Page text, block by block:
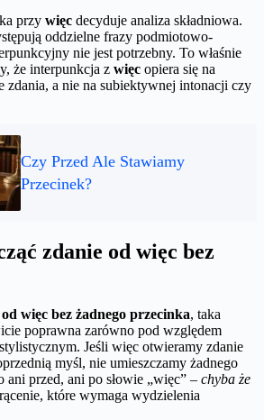
przy więc decyduje analiza składniowa.
oddzielne frazy podmiotowo-
nie jest potrzebny. To właśnie
że interpunkcja z więc opiera się na
zdania, a nie na subiektywnej intonacji czy
Czy Przed Ale Stawiamy
Przecinek?
zdanie od więc bez
więc bez żadnego przecinka, taka
poprawna zarówno pod względem
Jeśli więc otwieramy zdanie
myśl, nie umieszczamy żadnego
przed, ani po słowie „więc” – chyba że
które wymaga wydzielenia